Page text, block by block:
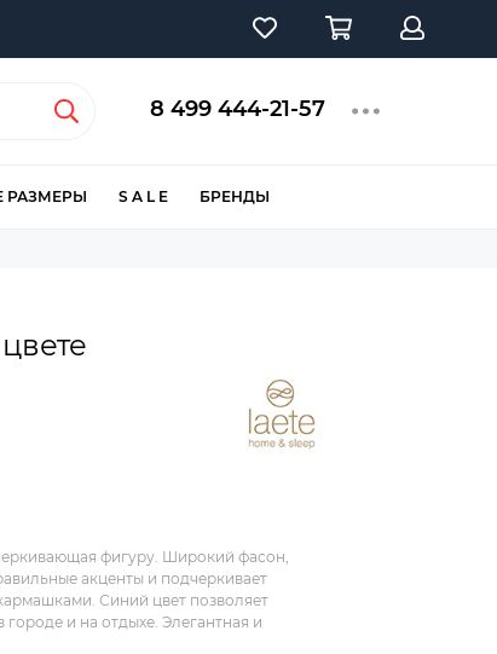
8 499 444-21-57
РАЗМЕРЫ S A L E БРЕНДЫ
фигуру. Широкий фасон,
акценты и подчеркивает
Синий цвет позволяет
и на отдыхе. Элегантная и